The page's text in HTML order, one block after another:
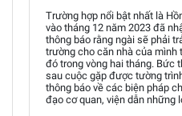
Trường hợp nổi bật nhất là
vào tháng 12 năm 2023 đã
thông báo rằng ngài sẽ phải
trường cho căn nhà của mình
đó trong vòng hai tháng. Bức
sau cuộc gặp được tường
thông báo về các biện pháp
đạo cơ quan, viện dẫn những